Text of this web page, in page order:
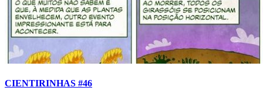
CIENTIRINHAS #46